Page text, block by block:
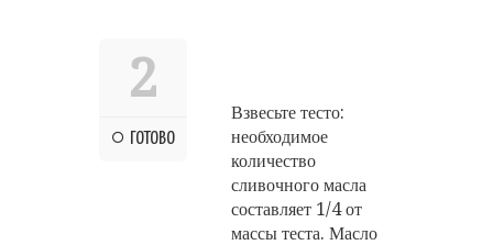
2
ГОТОВО
Взвесьте тесто:
необходимое
количество
сливочного масла
составляет 1/4 от
массы теста. Масло